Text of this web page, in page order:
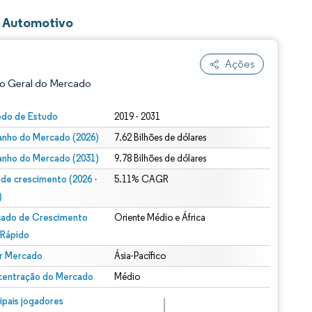
Automotivo
Ações
Geral do Mercado
de Estudo 2019 - 2031
do Mercado (2026) 7.62 Bilhões de dólares
do Mercado (2031) 9.78 Bilhões de dólares
de crescimento (2026 -
5.11% CAGR
de Crescimento
Oriente Médio e África
Mercado Ásia-Pacífico
do Mercado Médio
jogadores
© Mordor Intelligence. O reuso requer atribuição conforme CC BY 4.0.
conforme CC BY 4.0.